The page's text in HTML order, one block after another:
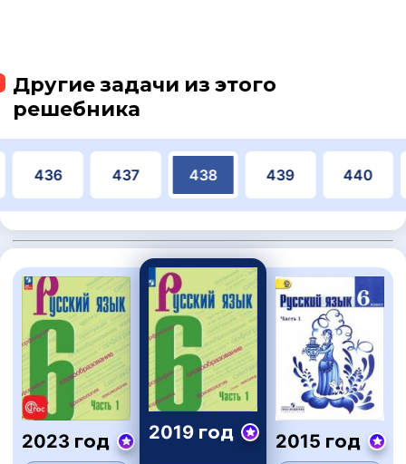
Другие задачи из этого
решебника
436 437 438 439 440
2023 год 2019 год 2015 год